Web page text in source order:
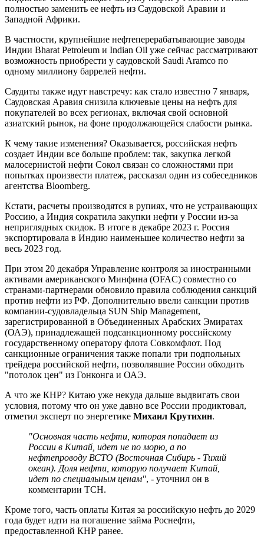
полностью заменить ее нефть из Саудовской Аравии и
Западной Африки.
В частности, крупнейшие нефтеперерабатывающие заводы
Индии Bharat Petroleum и Indian Oil уже сейчас рассматривают
возможность приобрести у саудовской Saudi Aramco по
одному миллиону баррелей нефти.
Саудиты также идут навстречу: как стало известно 7 января,
Саудовская Аравия снизила ключевые цены на нефть для
покупателей во всех регионах, включая свой основной
азиатский рынок, на фоне продолжающейся слабости рынка.
К чему такие изменения? Оказывается, российская нефть
создает Индии все больше проблем: так, закупка легкой
малосернистой нефти Сокол связан со сложностями при
попытках произвести платеж, рассказал один из собеседников
агентства Bloomberg.
Кстати, расчеты производятся в рупиях, что не устраивающих
Россию, а Индия сократила закупки нефти у России из-за
неприглядных скидок. В итоге в декабре 2023 г. Россия
экспортировала в Индию наименьшее количество нефти за
весь 2023 год.
При этом 20 декабря Управление контроля за иностранными
активами американского Минфина (OFAC) совместно со
странами-партнерами обновило правила соблюдения санкций
против нефти из РФ. Дополнительно ввели санкции против
компании-судовладельца SUN Ship Management,
зарегистрированной в Объединенных Арабских Эмиратах
(ОАЭ), принадлежащей подсанкционному российскому
государственному оператору флота Совкомфлот. Под
санкционные ограничения также попали три подпольных
трейдера российской нефти, позволявшие России обходить
"потолок цен" из Гонконга и ОАЭ.
А что же КНР? Китаю уже некуда дальше выдвигать свои
условия, потому что он уже давно все России продиктовал,
отметил эксперт по энергетике Михаил Крутихин.
"Основная часть нефти, которая попадает из
России в Китай, идет не по морю, а по
нефтепроводу ВСТО (Восточная Сибирь - Тихий
океан). Доля нефти, которую получает Китай,
идет по специальным ценам", - уточнил он в
комментарии ТСН.
Кроме того, часть оплаты Китая за российскую нефть до 2029
года будет идти на погашение займа Роснефти,
предоставленной КНР ранее.